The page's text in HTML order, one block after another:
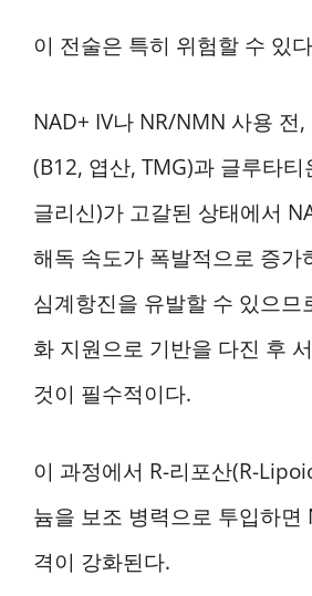
이 전술은 특히 위험할 수 있
NAD+ IV나 NR/NMN 사용 전
(B12, 엽산, TMG)과 글루타티
글리신)가 고갈된 상태에서
해독 속도가 폭발적으로 증가
심계항진을 유발할 수 있으므
화 지원으로 기반을 다진 후
것이 필수적이다.
이 과정에서 R-리포산(R-
늄을 보조 병력으로 투입하면
격이 강화된다.